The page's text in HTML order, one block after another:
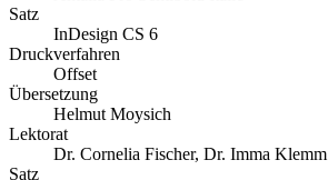
Satz
InDesign CS 6
Druckverfahren
Offset
Übersetzung
Helmut Moysich
Lektorat
Dr. Cornelia Fischer, Dr. Imma Klemm
Satz